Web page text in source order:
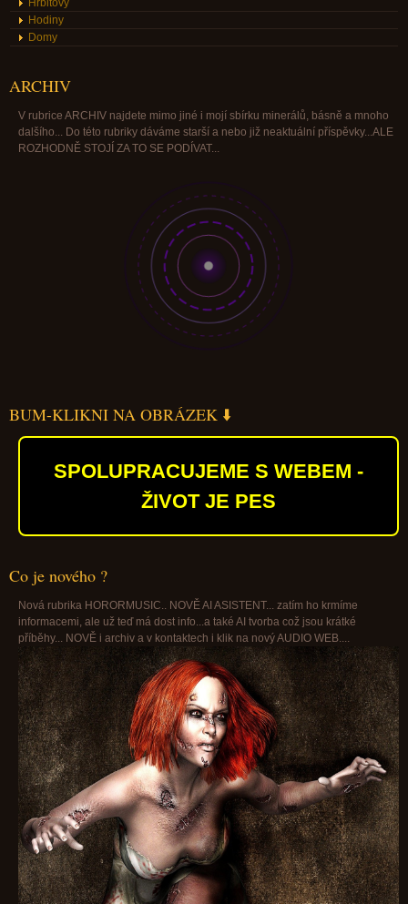
Hřbitovy
Hodiny
Domy
ARCHIV
V rubrice ARCHIV najdete mimo jiné i mojí sbírku minerálů, básně a mnoho
dalšího... Do této rubriky dáváme starší a nebo již neaktuální příspěvky...ALE
ROZHODNĚ STOJÍ ZA TO SE PODÍVAT...
BUM-KLIKNI NA OBRÁZEK ⬇️
SPOLUPRACUJEME S WEBEM -
ŽIVOT JE PES
Co je nového ?
Nová rubrika HORORMUSIC.. NOVĚ AI ASISTENT... zatím ho krmíme
informacemi, ale už teď má dost info...a také AI tvorba což jsou krátké
příběhy... NOVĚ i archiv a v kontaktech i klik na nový AUDIO WEB....